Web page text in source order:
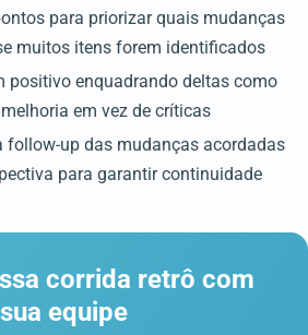
para priorizar quais mudanças
muitos itens forem identificados
positivo enquadrando deltas como
em vez de críticas
follow-up das mudanças acordadas
para garantir continuidade
corrida retrô com
sua equipe